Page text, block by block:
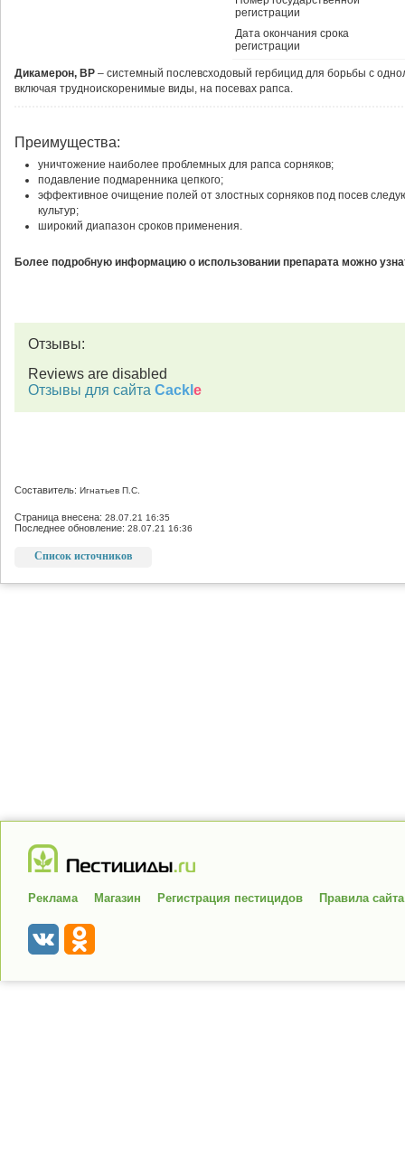
регистрации
Дата окончания срока
регистрации
Дикамерон, ВР – системный послевсходовый гербицид для борьбы с
включая трудноискоренимые виды, на посевах рапса.
Преимущества:
уничтожение наиболее проблемных для рапса сорняков;
подавление подмаренника цепкого;
эффективное очищение полей от злостных сорняков под посев
культур;
широкий диапазон сроков применения.
Более подробную информацию о использовании препарата можно
Отзывы:
Reviews are disabled
Отзывы для сайта Cackl e
Составитель: Игнатьев П.С.
Страница внесена: 28.07.21 16:35
Последнее обновление: 28.07.21 16:36
Список источников
Реклама Магазин Регистрация пестицидов Правила сайта